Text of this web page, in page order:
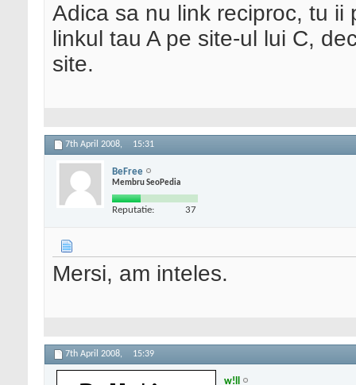
Adica sa nu link reciproc, tu ii
linkul tau A pe site-ul lui C,
site.
7th April 2008, 15:31
BeFree
Membru SeoPedia
Reputatie: 37
Mersi, am inteles.
7th April 2008, 15:39
w!ll